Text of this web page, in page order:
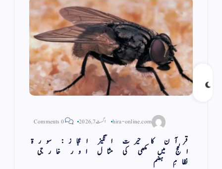
hira-online.com اگست 7, 2026 0 Comments
قرآن کا حیرت انگیز اعجاز: سورۃ
الحج میں مکھی کی مثال اور خارجی
نظامِ ہضم